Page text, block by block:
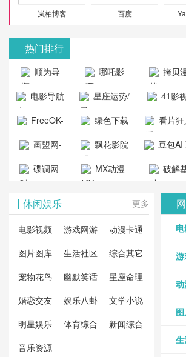
岚柏博客 百度
山东欣烨化工有限公
热门排行
顺为导
航-办公运营
哪吒影
院-哪吒影院
提供最新、
最全的高清
电影、电视
剧、动漫和
综艺节目免
台内容丰
富，更新快
速，支持在
线观看，满
需求，提供
无广告、高
拷贝
画-官网
动漫综合
电影导航
- 免费看电影
就来这！ | 快
导航网-免费
看电影就来
量免费看电
影网站！
星座运势/
最星座/美国
神婆星座网
41影
聚合最近
看的电视剧
最新电影
站-41影视
成全短剧
视剧、电
看的电视
剧、最新
看，神马
院每天更新
FreeOK-
FreeOK影视
官网-最新影
视资源|追剧
绿色下载
吧
看片狂
- 高清视
源免费在线
观看
画盟网-
画师联盟官
_huashilm.com_
动漫综合
飘花影院
网
豆包AI
天智能对
网页版入口
碟调网-
提供最新电
视剧和2025
的在线观
看，快来碟
调电影网在
热门影视作
品吧！
MX动漫-
破解
整合当前
联网最新
软件免费
载、资源
术教程学
与交流平
休闲娱乐 更多
电影视频 游戏网游
动漫卡通
图片图库
生活社区
综合其它
宠物花鸟
幽默笑话
星座命理
婚恋交友
娱乐八卦
文学小说
明星娱乐
体育综合
新闻综合
音乐资源